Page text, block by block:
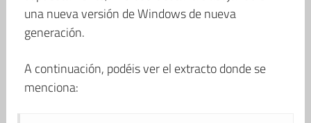
una nueva versión de Windows de nueva
generación.
A continuación, podéis ver el extracto donde se
menciona: